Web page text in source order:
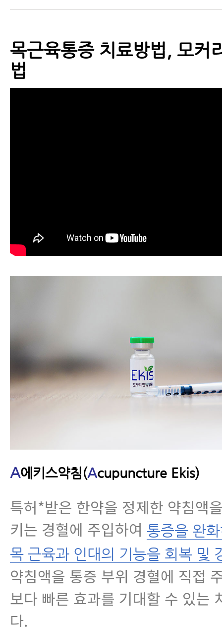
목근육통증 치료방법, 모커
법
A에키스약침(Acupuncture Ekis)
특허*받은 한약을 정제한 약침액
키는 경혈에 주입하여 통증을 완
목 근육과 인대의 기능을 회복 및
약침액을 통증 부위 경혈에 직접
보다 빠른 효과를 기대할 수 있는
다.